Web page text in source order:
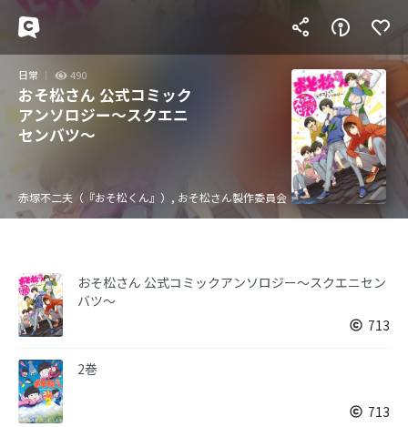
日常 490
おそ松さん 公式コミック
アンソロジー～スクエニ
センバツ～
赤塚不二夫（『おそ松くん』）, おそ松さん製作委員会
おそ松さん 公式コミックアンソロジー～スクエニセン
バツ～
713
2巻
713